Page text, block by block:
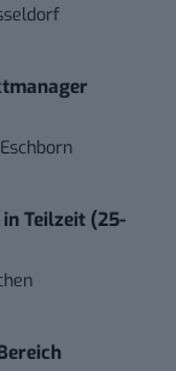
Eschborn
Teilzeit (25-